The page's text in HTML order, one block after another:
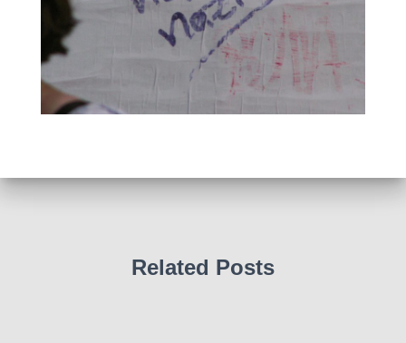
Related Posts